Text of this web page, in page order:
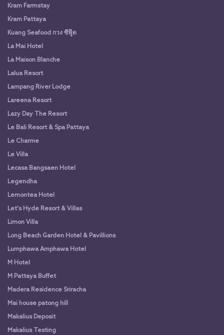
Kram Farmstay
Kram Pattaya
Kuang Seafood กวง ซีฟู๊ด
La Mai Hotel
La Maison Blanche
Lalua Resort
Lampang River Lodge
Lareena Resort
Lazy Day The Resort
Le Bali Resort & Spa Pattaya
Le Charme
Le Villa
Lecasa Bangsaen Hotel
Legendha
Lemontea Hotel
Let's Hyde Resort & Villas
Limon Villa
Long Beach Garden Hotel & Pavillions
Lumphawa Amphawa Hotel
M Hotel
M Pattaya Buffet
Madera Residence Sriracha
Mai house patong hill
Makalius Deposit
Makalius Testing